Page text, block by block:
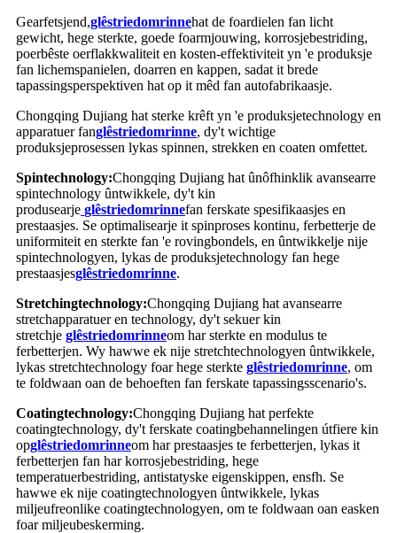
Gearfetsjend,glêstriedomrinnehat de foardielen fan licht
gewicht, hege sterkte, goede foarmjouwing, korrosjebestriding,
poerbêste oerflakkwaliteit en kosten-effektiviteit yn 'e produksje
fan lichemspanielen, doarren en kappen, sadat it brede
tapassingsperspektiven hat op it mêd fan autofabrikaasje.
Chongqing Dujiang hat sterke krêft yn 'e produksjetechnology en
apparatuer fanglêstriedomrinne, dy't wichtige
produksjeprosessen lykas spinnen, strekken en coaten omfettet.
Spintechnology:Chongqing Dujiang hat ûnôfhinklik avansearre
spintechnology ûntwikkele, dy't kin
produsearje glêstriedomrinnefan ferskate spesifikaasjes en
prestaasjes. Se optimalisearje it spinproses kontinu, ferbetterje de
uniformiteit en sterkte fan 'e rovingbondels, en ûntwikkelje nije
spintechnologyen, lykas de produksjetechnology fan hege
prestaasjesglêstriedomrinne.
Stretchingtechnology:Chongqing Dujiang hat avansearre
stretchapparatuer en technology, dy't sekuer kin
stretchje glêstriedomrinneom har sterkte en modulus te
ferbetterjen. Wy hawwe ek nije stretchtechnologyen ûntwikkele,
lykas stretchtechnology foar hege sterkte glêstriedomrinne, om
te foldwaan oan de behoeften fan ferskate tapassingsscenario's.
Coatingtechnology:Chongqing Dujiang hat perfekte
coatingtechnology, dy't ferskate coatingbehannelingen útfiere kin
opglêstriedomrinneom har prestaasjes te ferbetterjen, lykas it
ferbetterjen fan har korrosjebestriding, hege
temperatuerbestriding, antistatyske eigenskippen, ensfh. Se
hawwe ek nije coatingtechnologyen ûntwikkele, lykas
miljeufreonlike coatingtechnologyen, om te foldwaan oan easken
foar miljeubeskerming.